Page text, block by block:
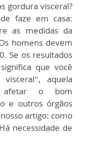
gordura visceral?
faze em casa:
as medidas da
homens devem
Se os resultados
que você
aquela
afetar o bom
e outros órgãos
artigo: como
necessidade de